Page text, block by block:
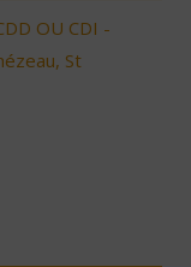
OU CDI -
St